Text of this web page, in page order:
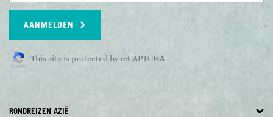
AANMELDEN
This site is protected by reCAPTCHA
RONDREIZEN AZIË